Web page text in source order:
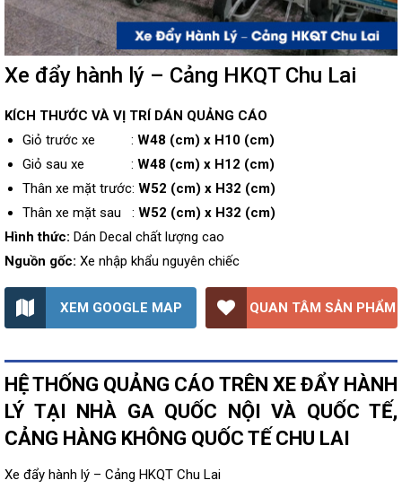
Xe đẩy hành lý – Cảng HKQT Chu Lai
KÍCH THƯỚC VÀ VỊ TRÍ DÁN QUẢNG CÁO
Giỏ trước xe : W48 (cm) x H10 (cm)
Giỏ sau xe : W48 (cm) x H12 (cm)
Thân xe mặt trước: W52 (cm) x H32 (cm)
Thân xe mặt sau : W52 (cm) x H32 (cm)
Hình thức: Dán Decal chất lượng cao
Nguồn gốc: Xe nhập khẩu nguyên chiếc
XEM GOOGLE MAP QUAN TÂM SẢN PHẨM
HỆ THỐNG QUẢNG CÁO TRÊN XE ĐẨY HÀNH
LÝ TẠI NHÀ GA QUỐC NỘI VÀ QUỐC TẾ,
CẢNG HÀNG KHÔNG QUỐC TẾ CHU LAI
Xe đẩy hành lý – Cảng HKQT Chu Lai